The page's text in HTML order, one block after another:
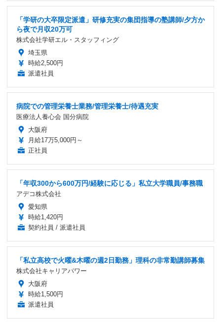
「学研の大卒限定派遣」研修充実の集団指導の塾講師/夕方か
ら夜で月収20万可
株式会社学研エル・スタッフィング
埼玉県
時給2,500円
派遣社員
病院での管理栄養士業務/管理栄養士/待遇充実
医療法人養心会 国分病院
大阪府
月給17万5,000円～
正社員
「年収300から600万円/経験に応じる」私立大学職員/事務職
アデコ株式会社
愛知県
時給1,420円
契約社員 / 派遣社員
「私立高校で火曜&木曜の週2日勤務」理科の非常勤講師募集
株式会社キャリアパワー
大阪府
時給1,500円
派遣社員